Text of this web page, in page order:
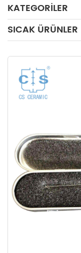
KATEGORILER
SICAK ÜRÜNLER